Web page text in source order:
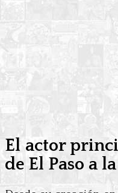
El actor
de El Paso a